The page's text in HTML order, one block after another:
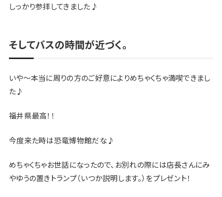
しっかり参拝してきました♪
そしてバスの時間が近づく。
いや〜本当に周りの方のご好意によりめちゃくちゃ満喫できまし
た♪
福井県最高！！
今度来た時は恐竜博物館だな♪
めちゃくちゃお世話になったので、お別れの際には店長さんにみ
やゆうの置きトランプ（いつか説明します。）をプレゼント！